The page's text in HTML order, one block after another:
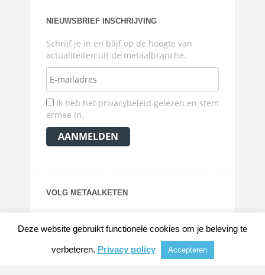
NIEUWSBRIEF INSCHRIJVING
Schrijf je in en blijf op de hoogte van
actualiteiten uit de metaalbranche.
Ik heb het privacybeleid gelezen en stem
ermee in.
VOLG METAALKETEN
Deze website gebruikt functionele cookies om je beleving te
verbeteren. Privacy policy Accepteren